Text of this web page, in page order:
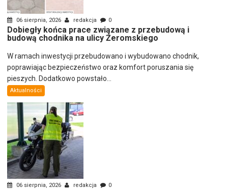
06 sierpnia, 2026 redakcja 0
Dobiegły końca prace związane z przebudową i
budową chodnika na ulicy Żeromskiego
W ramach inwestycji przebudowano i wybudowano chodnik,
poprawiając bezpieczeństwo oraz komfort poruszania się
pieszych. Dodatkowo powstało...
Aktualności
06 sierpnia, 2026 redakcja 0